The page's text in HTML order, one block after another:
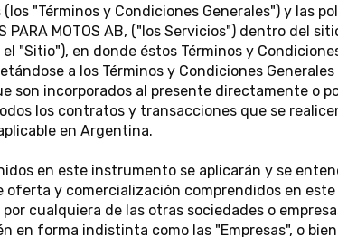
"Términos y Condiciones Generales") y las
PARA MOTOS AB, ("los Servicios") dentro del
"Sitio"), en donde éstos Términos y
a los Términos y Condiciones
son incorporados al presente directamente o
los contratos y transacciones que se
en Argentina.
en este instrumento se aplicarán y se
y comercialización comprendidos en
cualquiera de las otras sociedades o
forma indistinta como las "Empresas", o